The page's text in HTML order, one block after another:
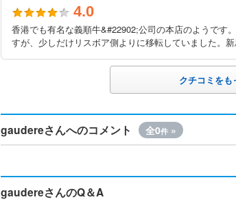
4.0
香港でも有名な義順牛&#22902;公司の本店のようです
すが、少しだけリスボア側よりに移転していました。
クチコミをも
gaudereさんへのコメント 全0件 »
gaudereさんのQ＆A